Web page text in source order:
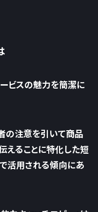
ビスの魅力を簡潔に
の注意を引いて商品
えることに特化した短
活用される傾向にあ